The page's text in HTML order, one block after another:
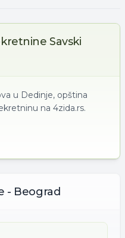
Savski
u Dedinje, opština
na 4zida.rs.
- Beograd